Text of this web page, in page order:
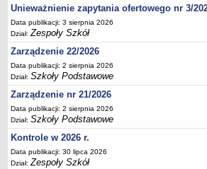
Zarządzenia
Rejestry, ewidencje, archiwa
Kontrole
PONOWNE WYKORZYSTYWANIE
Sprawozdania
Deklaracja dostępności
DEKLARACJA DOSTĘPNOŚCI
OŚWIADCZENIA MAJĄTKOWE
UDOSTĘPNIANIE INFORMACJI PUBLICZNEJ
Unieważnienie zapytania ofertowego nr 3/
Data publikacji: 3 sierpnia 2026
Dział:Zespoły Szkół
Zarządzenie 22/2026
Data publikacji: 2 sierpnia 2026
Dział:Szkoły Podstawowe
Zarządzenie nr 21/2026
Data publikacji: 2 sierpnia 2026
Dział:Szkoły Podstawowe
Kontrole w 2026 r.
Data publikacji: 30 lipca 2026
Dział:Zespoły Szkół